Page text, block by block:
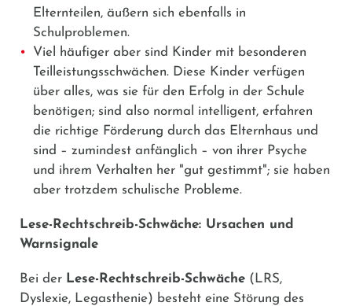
Elternteilen, äußern sich ebenfalls in
Schulproblemen.
Viel häufiger aber sind Kinder mit besonderen
Teilleistungsschwächen. Diese Kinder verfügen
über alles, was sie für den Erfolg in der Schule
benötigen; sind also normal intelligent, erfahren
die richtige Förderung durch das Elternhaus und
sind – zumindest anfänglich – von ihrer Psyche
und ihrem Verhalten her "gut gestimmt"; sie haben
aber trotzdem schulische Probleme.
Lese-Rechtschreib-Schwäche: Ursachen und
Warnsignale
Bei der Lese-Rechtschreib-Schwäche (LRS,
Dyslexie, Legasthenie) besteht eine Störung des